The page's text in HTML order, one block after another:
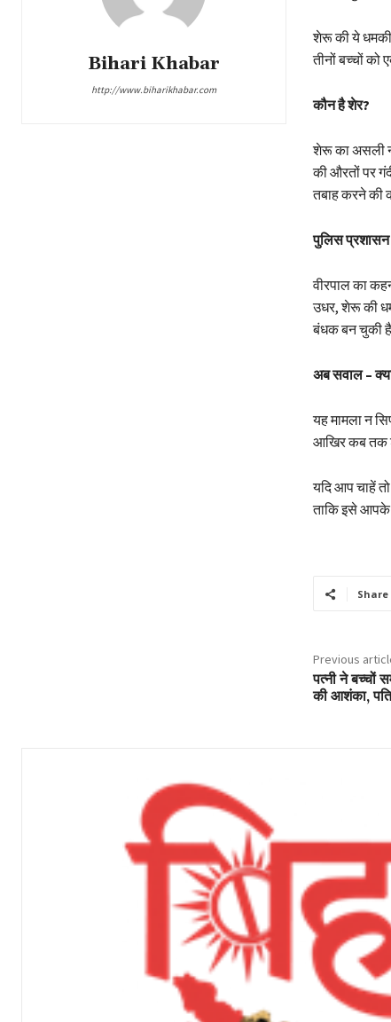
Bihari Khabar
http://www.biharikhabar.com
शेरू की ये धमकी
तीनों बच्चों को
कौन है शेर?
शेरू का असली
की औरतों पर
तबाह करने की
पुलिस प्रशासन
वीरपाल का
उधर, शेरू की
बंधक बन चुकी
अब सवाल –
यह मामला न
आखिर कब तक
यदि आप चाहें
ताकि इसे आपके
Share
Previous
पत्नी ने बच्चों
की आशंका,